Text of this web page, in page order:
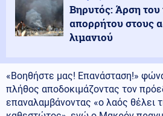
Βηρυτός: Άρση του
απορρήτου στους
λιμανιού
«Βοηθήστε μας! Επανάσταση!»
πλήθος αποδοκιμάζοντας τον
επαναλαμβάνοντας «ο λαός θέλει